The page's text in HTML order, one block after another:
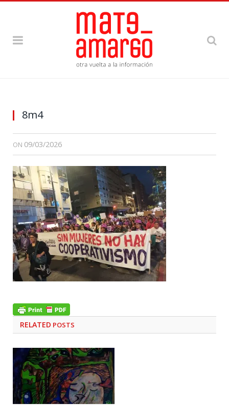
8m4
ON 09/03/2026
RELATED POSTS